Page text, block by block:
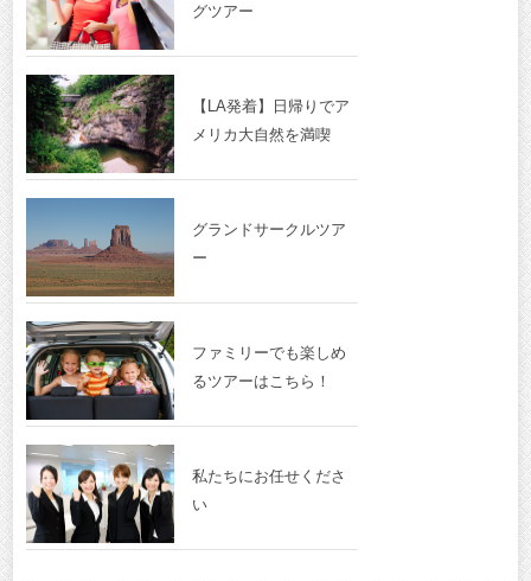
グツアー
【LA発着】日帰りでア
メリカ大自然を満喫
グランドサークルツア
ー
ファミリーでも楽しめ
るツアーはこちら！
私たちにお任せくださ
い